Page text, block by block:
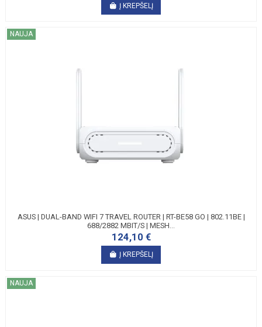
Į KREPŠELĮ
NAUJA
ASUS | DUAL-BAND WIFI 7 TRAVEL ROUTER | RT-BE58 GO | 802.11BE |
688/2882 MBIT/S | MESH...
124,10 €
Į KREPŠELĮ
NAUJA